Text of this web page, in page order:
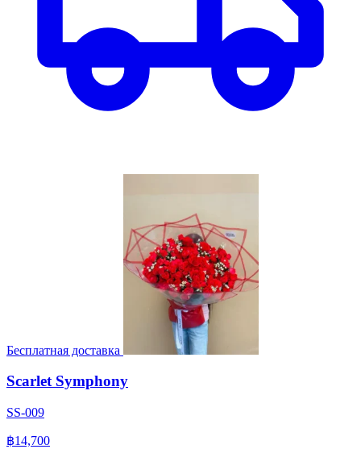
Бесплатная доставка
Scarlet Symphony
SS-009
฿14,700